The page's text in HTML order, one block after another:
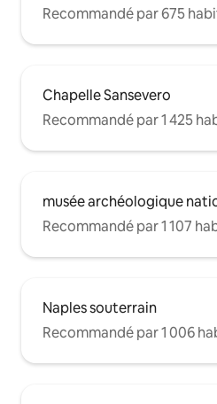
Recommandé par 675
Chapelle Sansevero
Recommandé par 1 425
musée archéologique
Recommandé par 1 107
Naples souterrain
Recommandé par 1 006